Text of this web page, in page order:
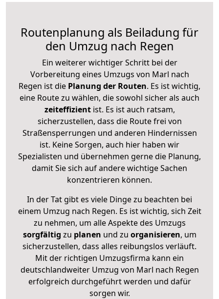
Routenplanung als Beiladung für
den Umzug nach Regen
Ein weiterer wichtiger Schritt bei der
Vorbereitung eines Umzugs von Marl nach
Regen ist die Planung der Routen. Es ist wichtig,
eine Route zu wählen, die sowohl sicher als auch
zeiteffizientist. Es ist auch ratsam,
sicherzustellen, dass die Route frei von
Straßensperrungen und anderen Hindernissen
ist. Keine Sorgen, auch hier haben wir
Spezialisten und übernehmen gerne die Planung,
damit Sie sich auf andere wichtige Sachen
konzentrieren können.
In der Tat gibt es viele Dinge zu beachten bei
einem Umzug nach Regen. Es ist wichtig, sich Zeit
zu nehmen, um alle Aspekte des Umzugs
sorgfältig zu planen und zu organisieren, um
sicherzustellen, dass alles reibungslos verläuft.
Mit der richtigen Umzugsfirma kann ein
deutschlandweiter Umzug von Marl nach Regen
erfolgreich durchgeführt werden und dafür
sorgen wir.